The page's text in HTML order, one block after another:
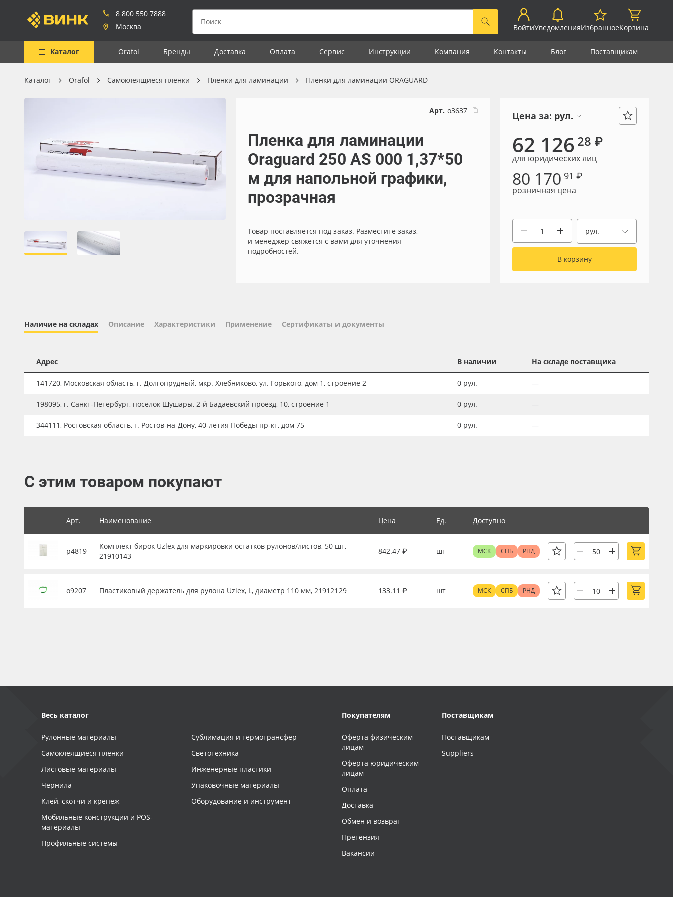
8 800 550 7888
Москва
ВойтиУведомленияИзбранноеКорзина
Каталог Orafol Бренды Доставка Оплата Сервис Инструкции Компания Контакты Блог Поставщикам
Весь каталог
Листовые материалы
Клей, скотчи и крепёж
Сублимация и термотрансфер
Новинки ассортимента
Плёнка монтажная Oratape
ПЭТ листовой
ПЭТ бэклит
Заготовки для сувениров
Каталог Orafol Самоклеящиеся плёнки Плёнки для ламинации Плёнки для ламинации ORAGUARD
Арт. о3637
Пленка для ламинации
Oraguard 250 АS 000 1,37*50
м для напольной графики,
прозрачная
Товар поставляется под заказ. Разместите заказ,
и менеджер свяжется с вами для уточнения
подробностей.
Цена за: рул.
62 126 28 ₽
для юридических лиц
80 170 91 ₽
розничная цена
рул.
В корзину
Наличие на складах Описание Характеристики Применение Сертификаты и документы
Адрес В наличии На складе поставщика
141720, Московская область, г. Долгопрудный, мкр. Хлебниково, ул. Горького, дом 1, строение 2 0 рул. —
198095, г. Санкт-Петербург, поселок Шушары, 2-й Бадаевский проезд, 10, строение 1 0 рул. —
344111, Ростовская область, г. Ростов-на-Дону, 40-летия Победы пр-кт, дом 75 0 рул. —
С этим товаром покупают
Арт. Наименование Цена Ед. Доступно
р4819
Комплект бирок Uzlex для маркировки остатков рулонов/листов, 50 шт,
21910143
842.47 ₽ шт МСК СПБ РНД
о9207 Пластиковый держатель для рулона Uzlex, L, диаметр 110 мм, 21912129 133.11 ₽ шт МСК СПБ РНД
Весь каталог
Рулонные материалы
Самоклеящиеся плёнки
Листовые материалы
Чернила
Клей, скотчи и крепёж
Мобильные конструкции и POS-
материалы
Профильные системы
Сублимация и термотрансфер
Светотехника
Инженерные пластики
Упаковочные материалы
Оборудование и инструмент
Покупателям
Оферта физическим
лицам
Оферта юридическим
лицам
Оплата
Доставка
Обмен и возврат
Претензия
Вакансии
Поставщикам
Поставщикам
Suppliers